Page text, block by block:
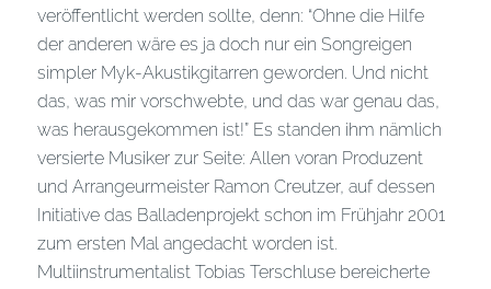
veröffentlicht werden sollte, denn: “Ohne die Hilfe
der anderen wäre es ja doch nur ein Songreigen
simpler Myk-Akustikgitarren geworden. Und nicht
das, was mir vorschwebte, und das war genau das,
was herausgekommen ist!” Es standen ihm nämlich
versierte Musiker zur Seite: Allen voran Produzent
und Arrangeurmeister Ramon Creutzer, auf dessen
Initiative das Balladenprojekt schon im Frühjahr 2001
zum ersten Mal angedacht worden ist.
Multiinstrumentalist Tobias Terschluse bereicherte